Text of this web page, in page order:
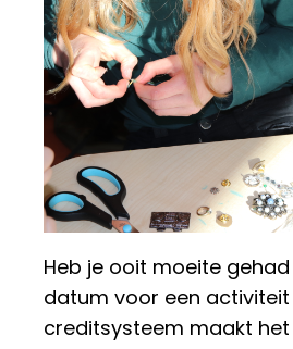
Heb je ooit moeite
datum voor een activiteit
creditsysteem maakt